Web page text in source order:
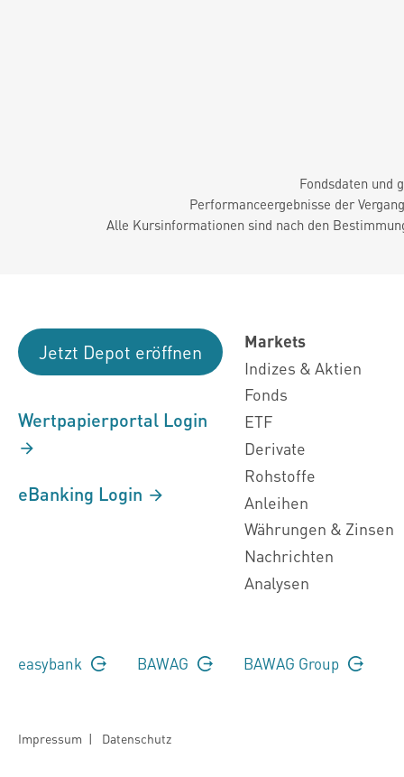
Fondsdaten und
Performanceergebnisse der
Alle Kursinformationen sind nach den
Jetzt Depot eröffnen
Wertpapierportal Login
eBanking Login
Markets
Indizes & Aktien
Fonds
ETF
Derivate
Rohstoffe
Anleihen
Währungen & Zinsen
Nachrichten
Analysen
easybank BAWAG BAWAG Group
Impressum | Datenschutz